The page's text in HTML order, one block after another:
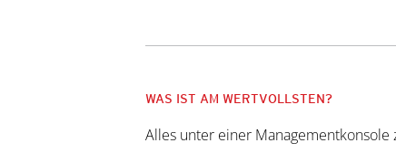
WAS IST AM WERTVOLLSTEN?
Alles unter einer Managementkonsole